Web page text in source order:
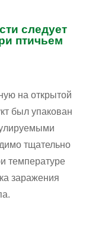
следует
птичьем
на открытой
был упакован
тщательно
температуре
заражения